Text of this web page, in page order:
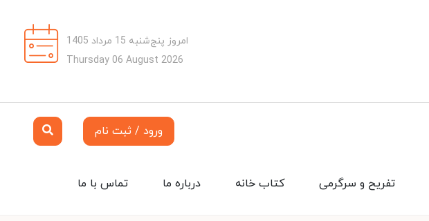
امروز پنج‌شنبه 15 مرداد 1405
Thursday 06 August 2026
ورود / ثبت نام
تماس با ما درباره ما کتاب خانه تفریح و سرگرمی